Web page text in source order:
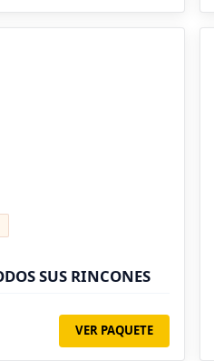
SUS RINCONES
VER PAQUETE